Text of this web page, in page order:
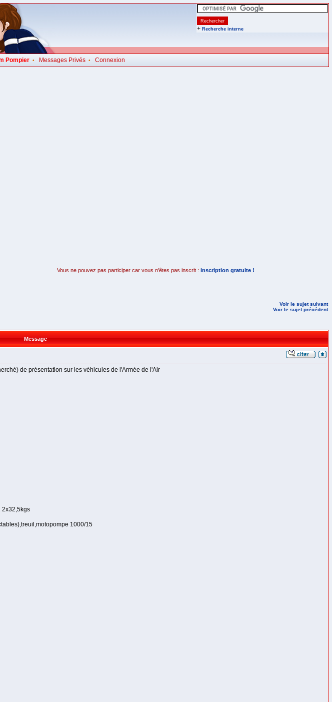
+ Recherche interne
Pompier• Messages Privés• Connexion
Vous ne pouvez pas participer car vous n'êtes pas inscrit : inscription gratuite !
Voir le sujet suivant
Voir le sujet précédent
Message
de présentation sur les véhicules de l'Armée de l'Air
2x32,5kgs
1000/15